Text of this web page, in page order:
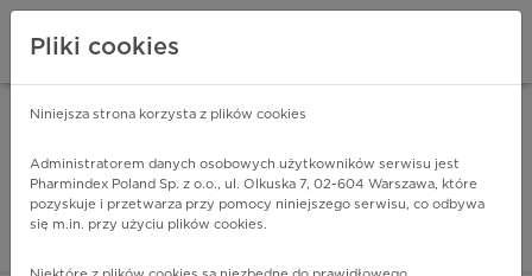
Pharmindex - lider
ZALOGUJ SIĘ
Pliki cookies
Niniejsza strona korzysta z plików cookies
Administratorem danych osobowych użytkowników serwisu jest
Pharmindex Poland Sp. z o.o., ul. Olkuska 7, 02-604 Warszawa, które
pozyskuje i przetwarza przy pomocy niniejszego serwisu, co odbywa
się m.in. przy użyciu plików cookies.
ZA DARMO - w Google Play INSTALUJ